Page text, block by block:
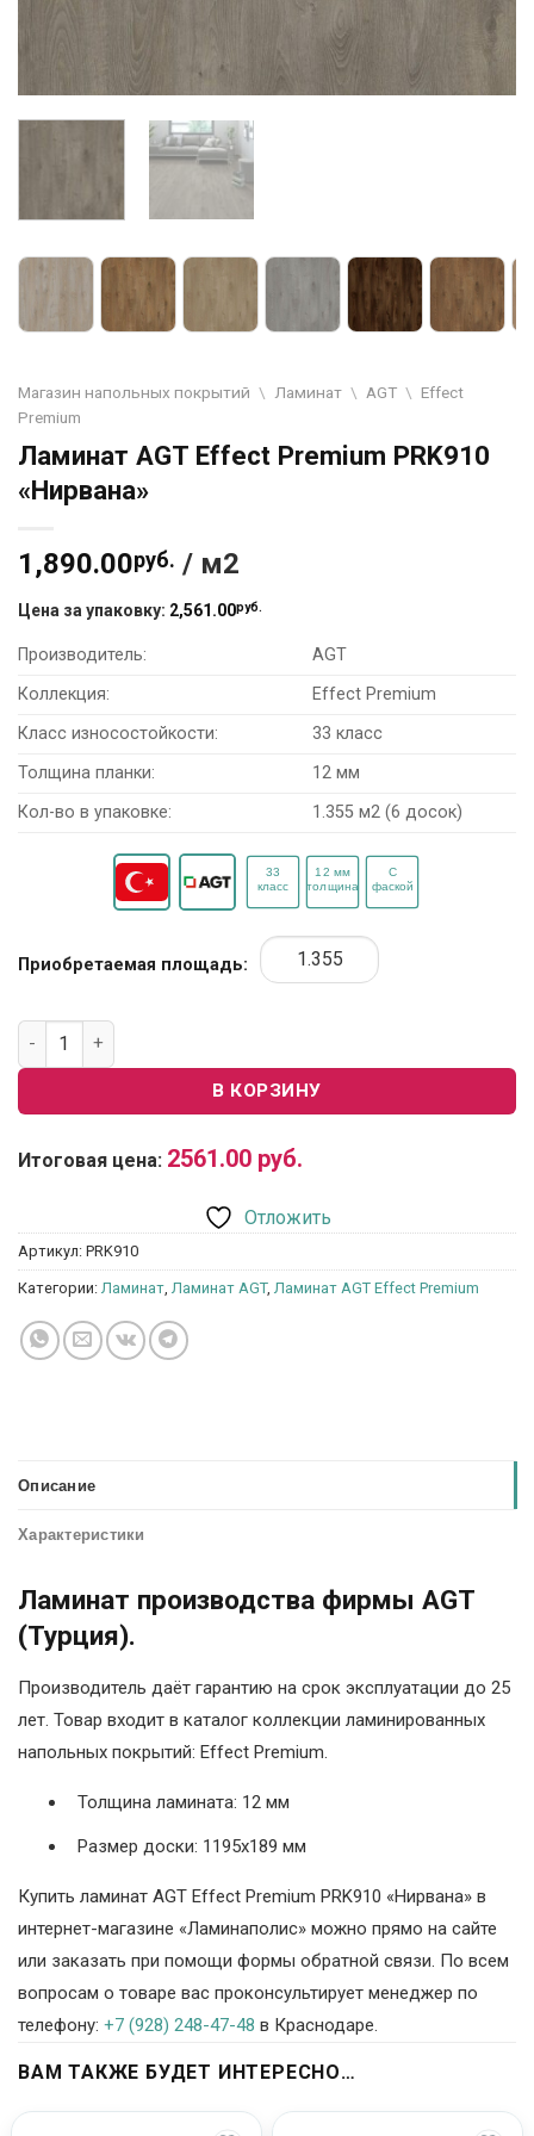
Магазин напольных покрытий \ Ламинат \ AGT \ Effect
Premium
Ламинат AGT Effect Premium PRK910
«Нирвана»
1,890.00руб. / м2
Цена за упаковку: 2,561.00руб.
Производитель:
AGT
Коллекция:
Effect Premium
Класс износостойкости:
33 класс
Толщина планки:
12 мм
Кол-во в упаковке:
1.355 м2 (6 досок)
Приобретаемая площадь:
Количество товара Ламинат AGT Effect Premium PRK910
В КОРЗИНУ
Итоговая цена: 2561.00 руб.
Отложить
Артикул: PRK910
Категории: Ламинат Ламинат AGT, Ламинат AGT Effect Premium
Описание
Характеристики
Ламинат производства фирмы AGT
(Турция).
Производитель даёт гарантию на срок эксплуатации до 25
лет. Товар входит в каталог коллекции ламинированных
напольных покрытий: Effect Premium.
Толщина ламината: 12 мм
Размер доски: 1195х189 мм
Купить ламинат AGT Effect Premium PRK910 «Нирвана» в
интернет-магазине «Ламинаполис» можно прямо на сайте
или заказать при помощи формы обратной связи. По всем
вопросам о товаре вас проконсультирует менеджер по
телефону: +7 (928) 248-47-48 в Краснодаре.
ВАМ ТАКЖЕ БУДЕТ ИНТЕРЕСНО…